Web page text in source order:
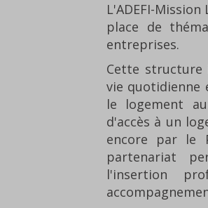
L'ADEFI-
place de
entreprises.
Cette
vie quotidienne
le logement
d'accès à un
encore par le
partenariat
l'insertion